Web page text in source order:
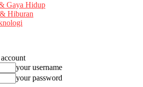
Gaya Hidup
Hiburan
your username
your password